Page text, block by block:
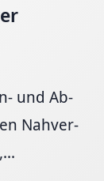
und Ab­
Nah­ver­